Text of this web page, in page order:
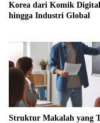
Korea dari Komik Digital
hingga Industri Global
Struktur Makalah yang